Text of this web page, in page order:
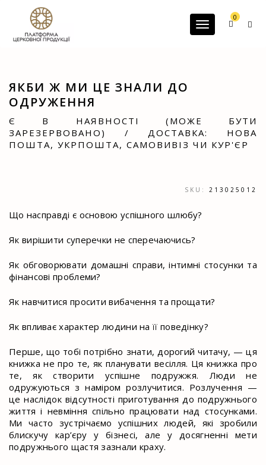
G-60JZFMNRBC
Toggle
0
ЯКБИ Ж МИ ЦЕ ЗНАЛИ ДО
ОДРУЖЕННЯ
Є В НАЯВНОСТІ (МОЖЕ БУТИ
ЗАРЕЗЕРВОВАНО) / ДОСТАВКА: НОВА
ПОШТА, УКРПОШТА, САМОВИВІЗ ЧИ КУР'ЄР
SKU: 213025012
Що насправді є основою успішного шлюбу?
Як вирішити суперечки не сперечаючись?
Як обговорювати домашні справи, інтимні стосунки та
фінансові проблеми?
Як навчитися просити вибачення та прощати?
Як впливає характер людини на її поведінку?
Перше, що тобі потрібно знати, дорогий читачу, — ця
книжка не про те, як планувати весілля. Ця книжка про
те, як створити успішне подружжя. Люди не
одружуються з наміром розлучитися. Розлучення —
це наслідок відсутності приготування до подружнього
життя і невміння спільно працювати над стосунками.
Ми часто зустрічаємо успішних людей, які зробили
блискучу кар’єру у бізнесі, але у досягненні мети
подружнього щастя зазнали краху.